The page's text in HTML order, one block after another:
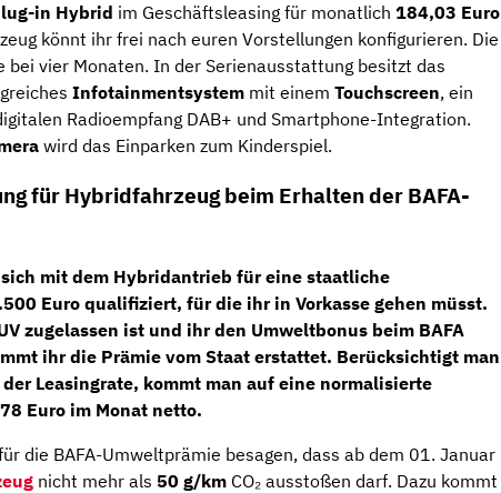
in Hybrid im Geschäftsleasing für monatlich 184,03 Euro
könnt ihr frei nach euren Vorstellungen konfigurieren. Die
bei vier Monaten. In der Serienausstattung besitzt das
Infotainmentsystem mit einem Touchscreen, ein
Radioempfang DAB+ und Smartphone-Integration.
wird das Einparken zum Kinderspiel.
für Hybridfahrzeug beim Erhalten der BAFA-
mit dem Hybridantrieb für eine staatliche
Euroqualifiziert, für die ihr in Vorkasse gehen müsst.
zugelassen ist und ihr den Umweltbonus beim BAFA
ihr die Prämie vom Staat erstattet. Berücksichtigt man
Leasingrate, kommt man auf eine normalisierte
Euro im Monat netto.
die BAFA-Umweltprämie besagen, dass ab dem 01. Januar
nicht mehr als 50 g/km CO₂ ausstoßen darf. Dazu kommt